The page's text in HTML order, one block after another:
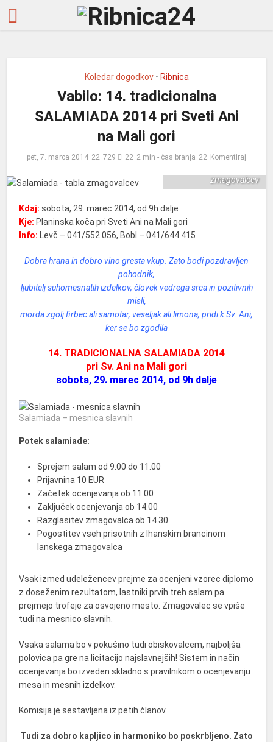
Koledar dogodkov • Ribnica
Vabilo: 14. tradicionalna
SALAMIADA 2014 pri Sveti Ani
na Mali gori
pet, 7. marca 2014 729 2 min - čas branja Komentiraj
zmagovalcev
Kdaj:sobota, 29. marec 2014, od 9h dalje
Kje: Planinska koča pri Sveti Ani na Mali gori
Info: Levč – 041/552 056, Bobl – 041/644 415
Dobra hrana in dobro vino gresta vkup. Zato bodi pozdravljen
pohodnik,
ljubitelj suhomesnatih izdelkov, človek vedrega srca in pozitivnih
misli,
morda zgolj firbec ali samotar, veseljak ali limona, pridi k Sv. Ani,
ker se bo zgodila
14. TRADICIONALNA SALAMIADA 2014
pri Sv. Ani na Mali gori
sobota, 29. marec 2014, od 9h dalje
Salamiada – mesnica slavnih
Potek salamiade:
Sprejem salam od 9.00 do 11.00
Prijavnina 10 EUR
Začetek ocenjevanja ob 11.00
Zaključek ocenjevanja ob 14.00
Razglasitev zmagovalca ob 14.30
Pogostitev vseh prisotnih z Ihanskim brancinom
lanskega zmagovalca
Vsak izmed udeležencev prejme za ocenjeni vzorec diplomo
z doseženim rezultatom, lastniki prvih treh salam pa
prejmejo trofeje za osvojeno mesto. Zmagovalec se vpiše
tudi na mesnico slavnih.
Vsaka salama bo v pokušino tudi obiskovalcem, najboljša
polovica pa gre na licitacijo najslavnejših! Sistem in način
ocenjevanja bo izveden skladno s pravilnikom o ocenjevanju
mesa in mesnih izdelkov.
Komisija je sestavljena iz petih članov.
Tudi za dobro kapljico in harmoniko bo poskrbljeno. Zato